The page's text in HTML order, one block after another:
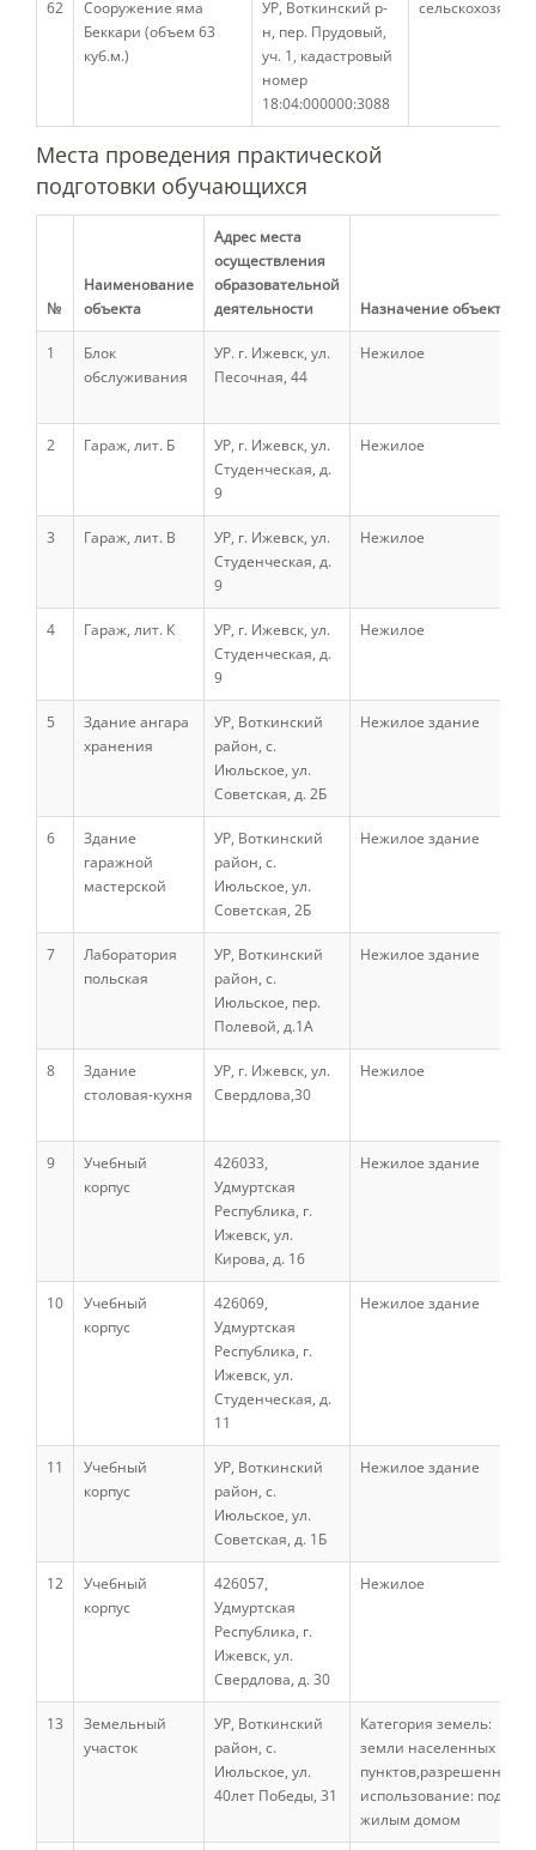
Информационные системы
Кафедры ФЭЭ
История факультета
Учебная работа
Научная работа
Научно-исследовательская работа
Внеучебная работа
Направления подготовки
Научные разработки
Консультационные услуги
Список публикаций
Информационные системы
Экономический факультет
История факультета
Трудоустройство выпускников
Выпускники факультета
Профессорско-преподавательский
Направления подготовки
Научные разработки
62
Сооружение яма
Беккари (объем 63
куб.м.)
УР, Воткинский р-
н, пер. Прудовый,
уч. 1, кадастровый
номер
18:04:000000:3088
Места проведения практической
подготовки обучающихся
№
Наименование
объекта
Адрес места
осуществления
образовательной
деятельности
Назначение объекта
1
Блок
обслуживания
УР. г. Ижевск, ул.
Песочная, 44
Нежилое
2 Гараж, лит. Б
УР, г. Ижевск, ул.
Студенческая, д.
9
Нежилое
3 Гараж, лит. В
УР, г. Ижевск, ул.
Студенческая, д.
9
Нежилое
4 Гараж, лит. К
УР, г. Ижевск, ул.
Студенческая, д.
9
Нежилое
5
Здание ангара
хранения
УР, Воткинский
район, с.
Июльское, ул.
Советская, д. 2Б
Нежилое здание
6
Здание
гаражной
мастерской
УР, Воткинский
район, с.
Июльское, ул.
Советская, 2Б
Нежилое здание
7
Лаборатория
польская
УР, Воткинский
район, с.
Июльское, пер.
Полевой, д.1А
Нежилое здание
8
Здание
столовая-кухня
УР, г. Ижевск, ул.
Свердлова,30
Нежилое
9
Учебный
корпус
426033,
Удмуртская
Республика, г.
Ижевск, ул.
Кирова, д. 16
Нежилое здание
10
Учебный
корпус
426069,
Удмуртская
Республика, г.
Ижевск, ул.
Студенческая, д.
11
Нежилое здание
11
Учебный
корпус
УР, Воткинский
район, с.
Июльское, ул.
Советская, д. 1Б
Нежилое здание
12
Учебный
корпус
426057,
Удмуртская
Республика, г.
Ижевск, ул.
Свердлова, д. 30
Нежилое
13
Земельный
участок
УР, Воткинский
район, с.
Июльское, ул.
40лет Победы, 31
Категория земель:
земли населенных
пунктов,разрешенное
использование: под
жилым домом